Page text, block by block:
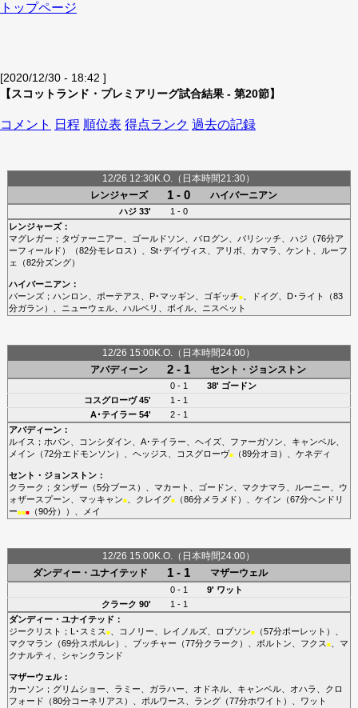
トップページ
[2020/12/30 - 18:42 ]
【スコットランド・プレミアリーグ試合結果 - 第20節】
コメント 日程 順位表 得点ランク 過去の記録
12/26 12:30K.O.（日本時間21:30）
レンジャーズ
1 - 0 ハイバーニアン
ハジ33'
1 - 0
レンジャーズ：
マグレガー ； タヴァーニアー ゴールドソン バログン バリシッチ ハジ （76分ア
ーフィールド ）（82分モレロス ）、 St･デイヴィス アリボ、 カマラ ケント
ルーフ
ェ
（82分ズング）
ハイバーニアン：
バーンズ； ハンロン ポーテアス P･マッギン ゴギッチ■、 ドイグ、 D･ライト
（83
分ガラン ）、 ニューウェル、 ハルベリ ボイル、 ニスベット
12/26 15:00K.O.（日本時間24:00）
アバディーン
2 - 1 セント・ジョンストン
0 - 1 38' ゴードン
コスグローヴ45'
1 - 1
A･テイラー54'
2 - 1
アバディーン：
ルイス ； ホバン コンシダイン A･テイラー ヘイズ、 ファーガソン キャンベル、
メイン （72分エドモンソン ）、 ヘッジス コスグローヴ■（89分オヨ ）、 ケネディ
セント・ジョンストン：
クラーク ； タンザー （5分ブース ）、 マカート ゴードン マクナマラ ルーニー
ウ
ォザースプーン
マッキャン■、 クレイグ■（86分メラメド ）、 ケイン （67分ヘンドリ
ー■■■（90分））、 メイ
12/26 15:00K.O.（日本時間24:00）
ダンディー・ユナイテッド
1 - 1 マザーウェル
0 - 1 9' ワット
クラーク 90'
1 - 1
ダンディー・ユナイテッド ：
ジークリスト ； L･スミス ■、 コノリー レイノルズ、 ロブソン■（57分ポーレット ）、
マクマラン （69分スポルレ ）、 ブッチャー （77分クラーク ）、 ボルトン フクス ■、 マ
クナルティ
シャンクランド
マザーウェル：
カーソン ； グリムショー ラミー ガラハー オドネル、 キャンベル、 オハラ
クロ
フォード （80分コーネリアス ）、 ポルワース ラング（77分ホワイト ）、 ワット